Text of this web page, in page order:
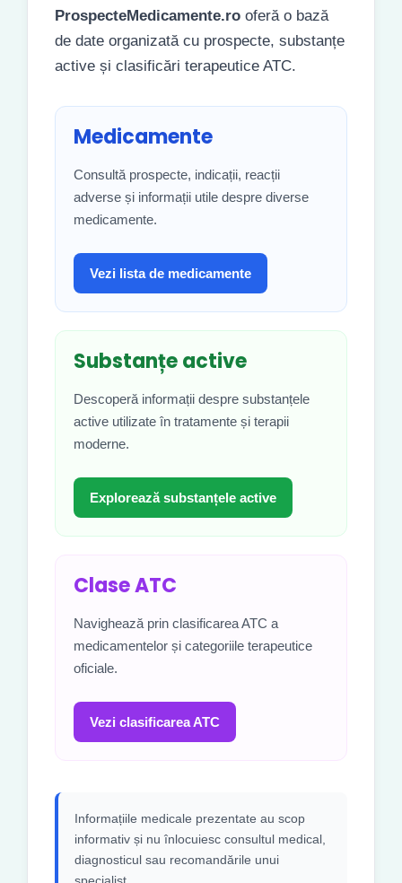
ProspecteMedicamente.ro oferă o bază
de date organizată cu prospecte, substanțe
active și clasificări terapeutice ATC.
Medicamente
Consultă prospecte, indicații, reacții
adverse și informații utile despre diverse
medicamente.
Vezi lista de medicamente
Substanțe active
Descoperă informații despre substanțele
active utilizate în tratamente și terapii
moderne.
Explorează substanțele active
Clase ATC
Navighează prin clasificarea ATC a
medicamentelor și categoriile terapeutice
oficiale.
Vezi clasificarea ATC
Informațiile medicale prezentate au scop
informativ și nu înlocuiesc consultul medical,
diagnosticul sau recomandările unui